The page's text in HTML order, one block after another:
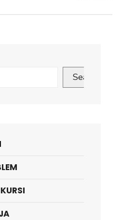
Search